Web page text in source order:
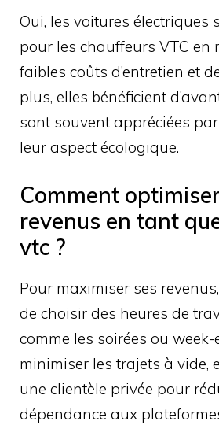
Oui, les voitures électriques
pour les chauffeurs VTC en
faibles coûts d’entretien et
plus, elles bénéficient
sont souvent appréciées
leur aspect écologique.
Comment
revenus en tant
vtc ?
Pour maximiser ses
de choisir des heures de
comme les soirées ou week-
minimiser les trajets à vide,
une clientèle privée pour
dépendance aux